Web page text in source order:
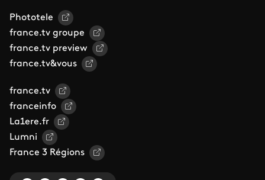
Phototele
france.tv groupe
france.tv preview
france.tv&vous
france.tv
franceinfo
La1ere.fr
Lumni
France 3 Régions